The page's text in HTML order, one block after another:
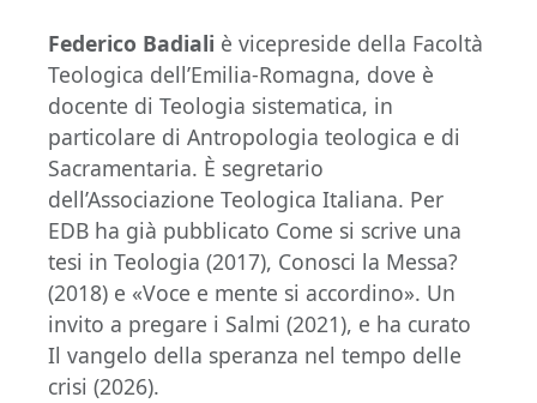
Federico Badiali è vicepreside della Facoltà
Teologica dell’Emilia-Romagna, dove è
docente di Teologia sistematica, in
particolare di Antropologia teologica e di
Sacramentaria. È segretario
dell’Associazione Teologica Italiana. Per
EDB ha già pubblicato Come si scrive una
tesi in Teologia (2017), Conosci la Messa?
(2018) e «Voce e mente si accordino». Un
invito a pregare i Salmi (2021), e ha curato
Il vangelo della speranza nel tempo delle
crisi (2026).